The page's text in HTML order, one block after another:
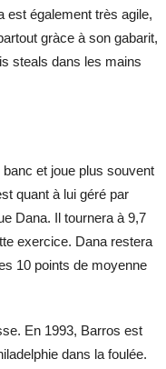
est également très agile,
gràce à son gabarit,
steals dans les mains
et joue plus souvent
quant à lui géré par
Dana. Il tournera à 9,7
exercice. Dana restera
10 points de moyenne
En 1993, Barros est
dans la foulée.